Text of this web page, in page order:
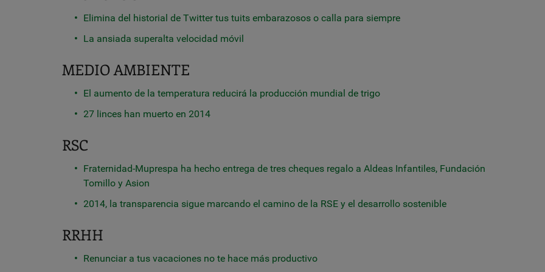
Elimina del historial de Twitter tus tuits embarazosos o calla para siempre
La ansiada superalta velocidad móvil
MEDIO AMBIENTE
El aumento de la temperatura reducirá la producción mundial de trigo
27 linces han muerto en 2014
RSC
Fraternidad-Muprespa ha hecho entrega de tres cheques regalo a Aldeas Infantiles, Fundación
Tomillo y Asion
2014, la transparencia sigue marcando el camino de la RSE y el desarrollo sostenible
RRHH
Renunciar a tus vacaciones no te hace más productivo